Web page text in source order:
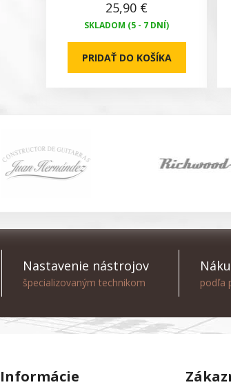
25,90 €
SKLADOM (5 - 7 DNÍ)
PRIDAŤ DO KOŠÍKA
Nastavenie nástrojov
špecializovaným technikom podľa
Informácie